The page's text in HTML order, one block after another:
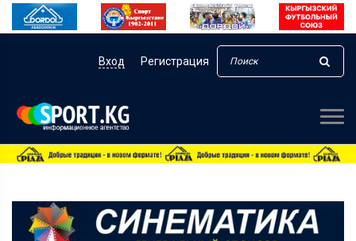
Вход Регистрация